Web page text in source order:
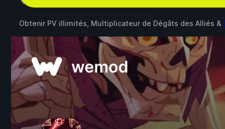
Obtenir PV illimités, Multiplicateur de Dégâts des Alliés &